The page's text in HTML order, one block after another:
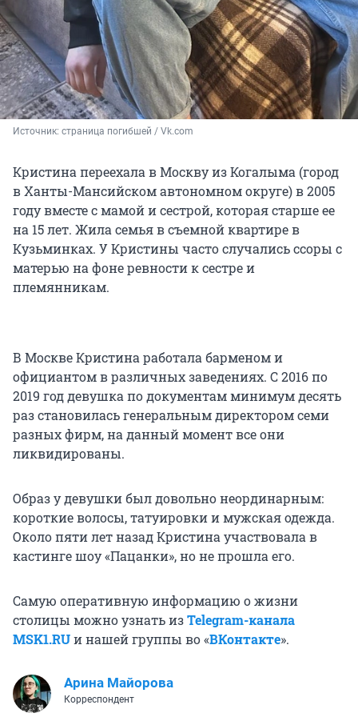
Источник: страница погибшей / Vk.com
Кристина переехала в Москву из Когалыма (город
в Ханты-Мансийском автономном округе) в 2005
году вместе с мамой и сестрой, которая старше ее
на 15 лет. Жила семья в съемной квартире в
Кузьминках. У Кристины часто случались ссоры с
матерью на фоне ревности к сестре и
племянникам.
В Москве Кристина работала барменом и
официантом в различных заведениях. С 2016 по
2019 год девушка по документам минимум десять
раз становилась генеральным директором семи
разных фирм, на данный момент все они
ликвидированы.
Образ у девушки был довольно неординарным:
короткие волосы, татуировки и мужская одежда.
Около пяти лет назад Кристина участвовала в
кастинге шоу «Пацанки», но не прошла его.
Самую оперативную информацию о жизни
столицы можно узнать изTelegram-канала
MSK1.RUи нашей группы во «ВКонтакте».
Арина Майорова
Корреспондент